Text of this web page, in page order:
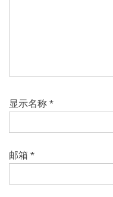
显示名称 *
邮箱 *